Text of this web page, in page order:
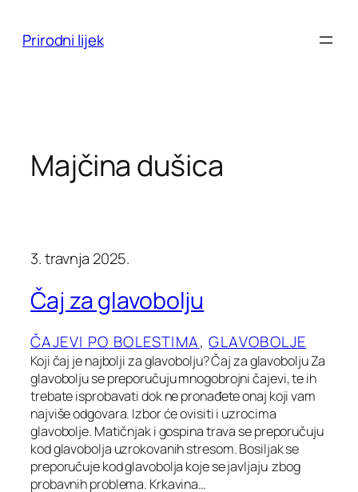
Prirodni lijek
Majčina dušica
3. travnja 2025.
Čaj za glavobolju
ČAJEVI PO BOLESTIMA, GLAVOBOLJE
Koji čaj je najbolji za glavobolju? Čaj za glavobolju Za
glavobolju se preporučuju mnogobrojni čajevi, te ih
trebate isprobavati dok ne pronađete onaj koji vam
najviše odgovara. Izbor će ovisiti i uzrocima
glavobolje. Matičnjak i gospina trava se preporučuju
kod glavobolja uzrokovanih stresom. Bosiljak se
preporučuje kod glavobolja koje se javljaju zbog
probavnih problema. Krkavina…